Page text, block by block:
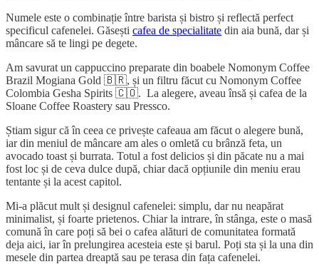
Numele este o combinație între barista și bistro și reflectă perfect
specificul cafenelei. Găsești cafea de specialitate din aia bună, dar și
mâncare să te lingi pe degete.
Am savurat un cappuccino preparate din boabele Nomonym Coffee
Brazil Mogiana Gold 🇧🇷, și un filtru făcut cu Nomonym Coffee
Colombia Gesha Spirits 🇨🇴. La alegere, aveau însă și cafea de la
Sloane Coffee Roastery sau Pressco.
Știam sigur că în ceea ce privește cafeaua am făcut o alegere bună,
iar din meniul de mâncare am ales o omletă cu brânză feta, un
avocado toast și burrata. Totul a fost delicios și din păcate nu a mai
fost loc și de ceva dulce după, chiar dacă opțiunile din meniu erau
tentante și la acest capitol.
Mi-a plăcut mult și designul cafenelei: simplu, dar nu neapărat
minimalist, și foarte prietenos. Chiar la intrare, în stânga, este o masă
comună în care poți să bei o cafea alături de comunitatea formată
deja aici, iar în prelungirea acesteia este și barul. Poți sta și la una din
mesele din partea dreaptă sau pe terasa din fața cafenelei.